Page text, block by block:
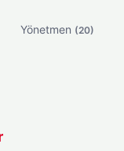
Yönetmen (20)